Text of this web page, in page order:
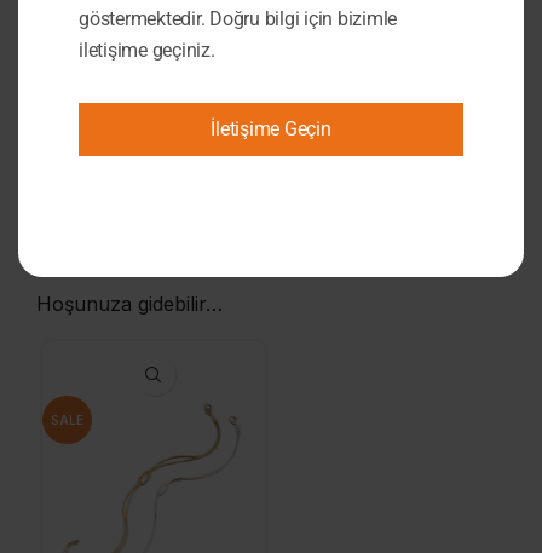
Hoşunuza gidebilir…
SALE
göstermektedir. Doğru bilgi için bizimle
iletişime geçiniz.
İletişime Geçin